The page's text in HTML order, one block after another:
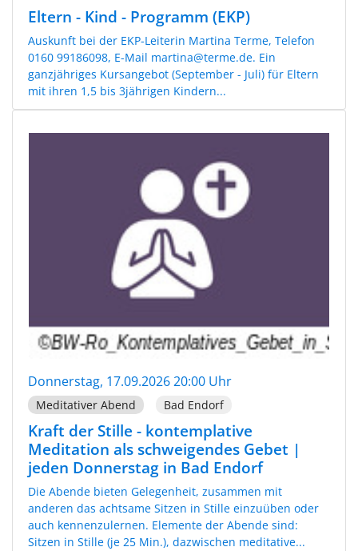
Eltern - Kind - Programm (EKP)
Auskunft bei der EKP-Leiterin Martina Terme, Telefon
0160 99186098, E-Mail martina@terme.de. Ein
ganzjähriges Kursangebot (September - Juli) für Eltern
mit ihren 1,5 bis 3jährigen Kindern...
Donnerstag, 17.09.2026 20:00 Uhr
Meditativer Abend Bad Endorf
Kraft der Stille - kontemplative
Meditation als schweigendes Gebet |
jeden Donnerstag in Bad Endorf
Die Abende bieten Gelegenheit, zusammen mit
anderen das achtsame Sitzen in Stille einzuüben oder
auch kennenzulernen. Elemente der Abende sind:
Sitzen in Stille (je 25 Min.), dazwischen meditative...